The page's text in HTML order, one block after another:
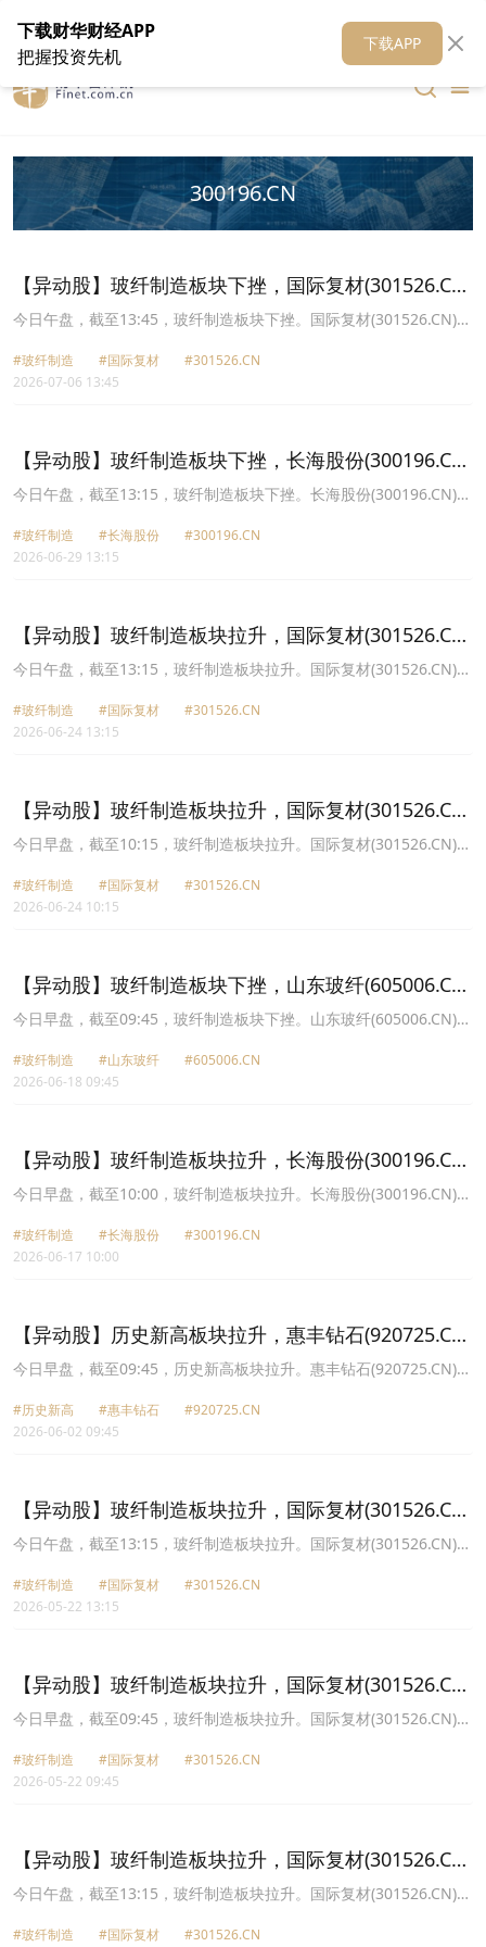
在线客服 关于我们 财华媒体矩阵 财华智库
300196.CN
【异动股】玻纤制造板块下挫，国际复材(301526.CN)
跌11.6%
今日午盘，截至13:45，玻纤制造板块下挫。国际复材(301526.CN)跌
科技(002080.CN)跌9.13%报77.32元，九鼎新材(002201.CN)跌
8.44%报9.44元，宏和科技(603256.CN)跌6.86%报221.68元，山东
#玻纤制造 #国际复材
#301526.CN
2026-07-06 13:45
【异动股】玻纤制造板块下挫，长海股份(300196.CN)
跌14.52%
今日午盘，截至13:15，玻纤制造板块下挫。长海股份(300196.CN)跌
新材(002201.CN)跌10.01%报10.79元，宏和科技(603256.CN)跌
10.00%报267.3元，山东玻纤(605006.CN)跌9.98%报22.45元，中材
#玻纤制造 #长海股份
#300196.CN
2026-06-29 13:15
【异动股】玻纤制造板块拉升，国际复材(301526.CN)
涨15.71%
今日午盘，截至13:15，玻纤制造板块拉升。国际复材(301526.CN)涨
科技(002080.CN)涨9.35%报83.98元，宏和科技(603256.CN)涨
7.33%报266.08元，山东玻纤(605006.CN)涨5.95%报22.25元，长海
#玻纤制造 #国际复材
#301526.CN
2026-06-24 13:15
【异动股】玻纤制造板块拉升，国际复材(301526.CN)
涨15.97%
今日早盘，截至10:15，玻纤制造板块拉升。国际复材(301526.CN)涨
科技(002080.CN)涨9.38%报84.0元，宏和科技(603256.CN)涨8.79%
报269.69元，山东玻纤(605006.CN)涨7.00%报22.47元，长海股份
#玻纤制造 #国际复材
#301526.CN
2026-06-24 10:15
【异动股】玻纤制造板块下挫，山东玻纤(605006.CN)
跌10.0%
今日早盘，截至09:45，玻纤制造板块下挫。山东玻纤(605006.CN)跌
新材(002201.CN)跌5.25%报12.08元，振石股份(601112.CN)跌
5.11%报18.02元，中国巨石(600176.CN)跌4.63%报52.07元，中材
#玻纤制造 #山东玻纤
#605006.CN
2026-06-18 09:45
【异动股】玻纤制造板块拉升，长海股份(300196.CN)
涨17.18%
今日早盘，截至10:00，玻纤制造板块拉升。长海股份(300196.CN)涨
材科技(002080.CN)涨10.00%报82.41元，九鼎新材(002201.CN)涨
10.00%报12.76元，中国巨石(600176.CN)涨9.99%报54.6元，国际
#玻纤制造 #长海股份
#300196.CN
2026-06-17 10:00
【异动股】历史新高板块拉升，惠丰钻石(920725.CN)
涨13.29%
今日早盘，截至09:45，历史新高板块拉升。惠丰钻石(920725.CN)涨
秋电子(603890.CN)涨10.00%报30.02元，金房能源(001210.CN)涨
9.37%报36.65元，卡倍亿(300863.CN)涨7.84%报68.89元，声迅股
#历史新高 #惠丰钻石
#920725.CN
2026-06-02 09:45
【异动股】玻纤制造板块拉升，国际复材(301526.CN)
涨13.08%
今日午盘，截至13:15，玻纤制造板块拉升。国际复材(301526.CN)涨
和科技(603256.CN)涨10.00%报159.37元，山东玻纤(605006.CN)涨
9.99%报15.74元，中国巨石(600176.CN)涨7.32%报38.12元，长海
#玻纤制造 #国际复材
#301526.CN
2026-05-22 13:15
【异动股】玻纤制造板块拉升，国际复材(301526.CN)
涨11.4%
今日早盘，截至09:45，玻纤制造板块拉升。国际复材(301526.CN)涨
科技(603256.CN)涨9.82%报159.11元，中材科技(002080.CN)涨
7.76%报69.83元，长海股份(300196.CN)涨6.99%报19.89元，中国
#玻纤制造 #国际复材
#301526.CN
2026-05-22 09:45
【异动股】玻纤制造板块拉升，国际复材(301526.CN)
涨18.35%
今日午盘，截至13:15，玻纤制造板块拉升。国际复材(301526.CN)涨
和科技(603256.CN)涨10.00%报131.01元，中国巨石(600176.CN)涨
#玻纤制造 #国际复材
#301526.CN
下载财华财经APP
把握投资先机
下载APP